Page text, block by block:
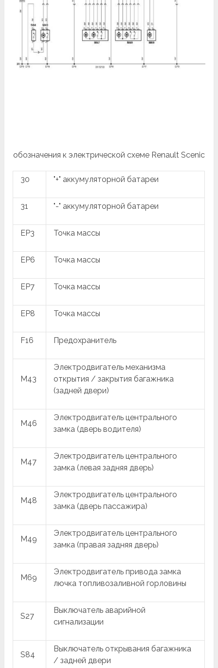
обозначения к электрической схеме Renault Scenic
30 "+" аккумуляторной батареи
31 "-" аккумуляторной батареи
EP3 Точка массы
EP6 Точка массы
EP7 Точка массы
EP8 Точка массы
F16 Предохранитель
M43
Электродвигатель механизма
открытия / закрытия багажника
(задней двери)
M46
Электродвигатель центрального
замка (дверь водителя)
M47
Электродвигатель центрального
замка (левая задняя дверь)
M48
Электродвигатель центрального
замка (дверь пассажира)
M49
Электродвигатель центрального
замка (правая задняя дверь)
M69
Электродвигатель привода замка
лючка топливозаливной горловины
S27
Выключатель аварийной
сигнализации
S84
Выключатель открывания багажника
/ задней двери